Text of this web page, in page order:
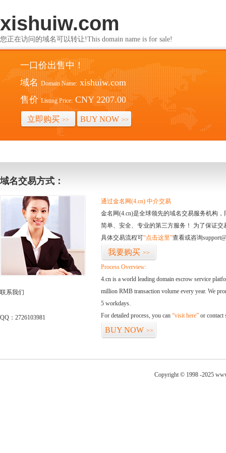
xishuiw.com
您正在访问的域名可以转让!This domain name is for sale!
一口价出售中！
域名 Domain Name: xishuiw.com
售价 Listing Price: CNY 2207.00
立即购买 >> BUY NOW >>
域名交易方式：
联系我们
QQ：2726103981
通过金名网(4.cn) 中介交易
金名网(4.cn)是全球领先的域名交易服务机构
简单、安全、专业的第三方服务！ 为了保证
具体交易流程可“点击这里”查看或咨询
我要购买 >>
Process Overview:
4.cn is a world leading domain escrow service
million RMB transaction volume every year. We
5 workdays.
For detailed process, you can “visit here” or contact
BUY NOW >>
Copyright © 1998 -2025